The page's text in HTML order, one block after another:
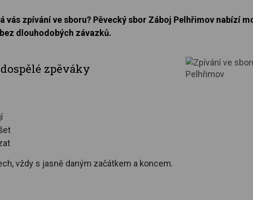
vás zpívání ve sboru? Pěvecký sbor Záboj Pelhřimov nabízí
dlouhodobých závazků.
zpěváky
vždy s jasně daným začátkem a koncem.